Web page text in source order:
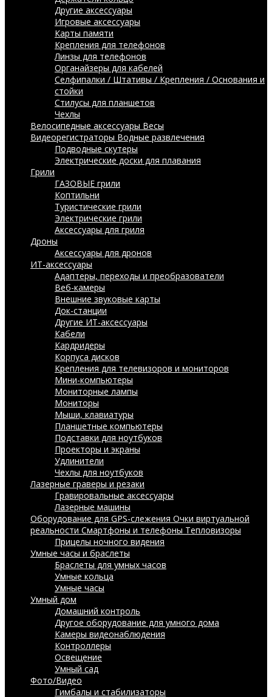
Другие аксессуары
Игровые аксессуары
Карты памяти
Крепления для телефонов
Линзы для телефонов
Органайзеры для кабелей
Селфипалки / Штативы / Крепления / Основания и
стойки
Стилусы для планшетов
Чехлы
Велосипедные аксессуары Весы
Видеорегистраторы Водные развлечения
Подводные скутеры
Электрические доски для плавания
Грили
ГАЗОВЫЕ грили
Коптильни
Туристические грили
Электрические грили
Аксессуары для гриля
Дроны
Аксессуары для дронов
ИТ-аксессуары
Адаптеры, переходы и преобразователи
Веб-камеры
Внешние звуковые карты
Док-станции
Другие ИТ-аксессуары
Кабели
Кардридеры
Корпуса дисков
Крепления для телевизоров и мониторов
Мини-компьютеры
Мониторные лампы
Мониторы
Мыши, клавиатуры
Планшетные компьютеры
Подставки для ноутбуков
Проекторы и экраны
Удлинители
Чехлы для ноутбуков
Лазерные граверы и резаки
Гравировальные аксессуары
Лазерные машины
Оборудование для GPS-слежения Очки виртуальной
реальности Смартфоны и телефоны Тепловизоры
Прицелы ночного видения
Умные часы и браслеты
Браслеты для умных часов
Умные кольца
Умные часы
Умный дом
Домашний контроль
Другое оборудование для умного дома
Камеры видеонаблюдения
Контроллеры
Освещение
Умный сад
Фото/Видео
Гимбалы и стабилизаторы